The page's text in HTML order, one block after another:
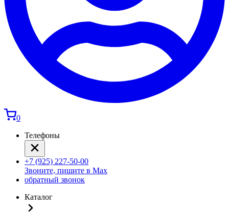
0
Телефоны
+7 (925) 227-50-00
Звоните, пишите в Max
обратный звонок
Каталог